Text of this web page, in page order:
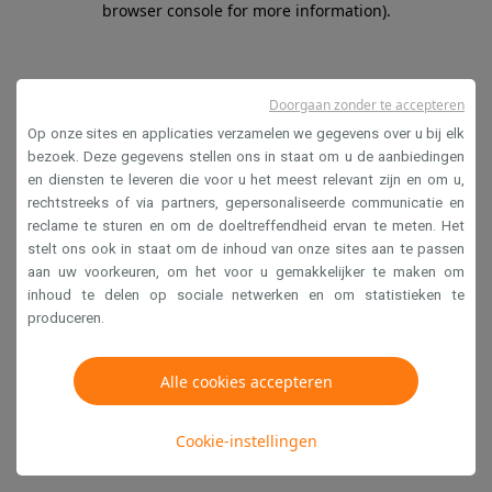
browser console for more information).
Op onze sites en applicaties verzamelen we gegevens over u bij elk
bezoek. Deze gegevens stellen ons in staat om u de aanbiedingen
en diensten te leveren die voor u het meest relevant zijn en om u,
rechtstreeks of via partners, gepersonaliseerde communicatie en
reclame te sturen en om de doeltreffendheid ervan te meten. Het
stelt ons ook in staat om de inhoud van onze sites aan te passen
aan uw voorkeuren, om het voor u gemakkelijker te maken om
inhoud te delen op sociale netwerken en om statistieken te
produceren.
Alle cookies accepteren
Cookie-instellingen
Doorgaan zonder te accepteren